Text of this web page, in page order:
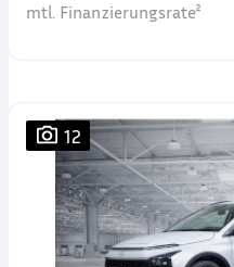
mtl. Finanzierungsrate²
12